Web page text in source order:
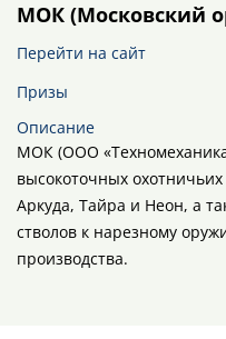
МОК (Московский
Перейти на сайт
Призы
Описание
МОК (ООО
высокоточных
Аркуда, Тайра и Неон, а
стволов к нарезному
производства.